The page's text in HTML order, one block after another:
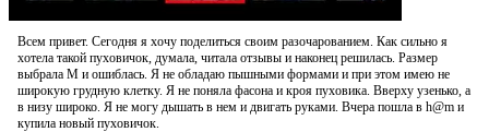
Всем привет. Сегодня я хочу поделиться своим разочарованием. Как сильно я
хотела такой пуховичок, думала, читала отзывы и наконец решилась. Размер
выбрала М и ошиблась. Я не обладаю пышными формами и при этом имею не
широкую грудную клетку. Я не поняла фасона и кроя пуховика. Вверху узенько, а
в низу широко. Я не могу дышать в нем и двигать руками. Вчера пошла в h@m и
купила новый пуховичок.